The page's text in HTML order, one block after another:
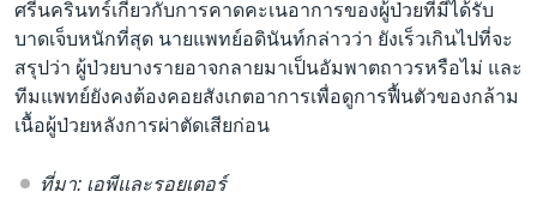
ศรีนครินทร์เกี่ยวกับการคาดคะเนอาการของผู้ป่วยที่มีได้รับ
บาดเจ็บหนักที่สุด นายแพทย์อดินันท์กล่าวว่า ยังเร็วเกินไปที่จะ
สรุปว่า ผู้ป่วยบางรายอาจกลายมาเป็นอัมพาตถาวรหรือไม่ และ
ทีมแพทย์ยังคงต้องคอยสังเกตอาการเพื่อดูการฟื้นตัวของกล้าม
เนื้อผู้ป่วยหลังการผ่าตัดเสียก่อน
ที่มา: เอพีและรอยเตอร์